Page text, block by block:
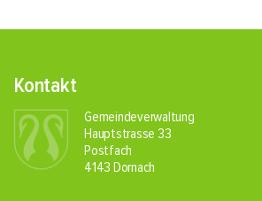
Fusszeile
Kontakt
Gemeindeverwaltung
Hauptstrasse 33
Postfach
4143 Dornach